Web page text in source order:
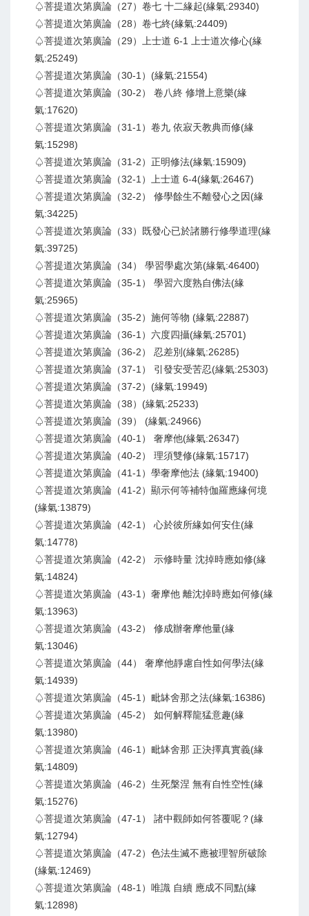
♤菩提道次第廣論（27）卷七 十二緣起(緣氣:29340)
♤菩提道次第廣論（28）卷七終(緣氣:24409)
♤菩提道次第廣論（29）上士道 6-1 上士道次修心(緣
氣:25249)
♤菩提道次第廣論（30-1）(緣氣:21554)
♤菩提道次第廣論（30-2） 卷八終 修增上意樂(緣
氣:17620)
♤菩提道次第廣論（31-1）卷九 依寂天教典而修(緣
氣:15298)
♤菩提道次第廣論（31-2）正明修法(緣氣:15909)
♤菩提道次第廣論（32-1）上士道 6-4(緣氣:26467)
♤菩提道次第廣論（32-2） 修學餘生不離發心之因(緣
氣:34225)
♤菩提道次第廣論（33）既發心已於諸勝行修學道理(緣
氣:39725)
♤菩提道次第廣論（34） 學習學處次第(緣氣:46400)
♤菩提道次第廣論（35-1） 學習六度熟自佛法(緣
氣:25965)
♤菩提道次第廣論（35-2）施何等物 (緣氣:22887)
♤菩提道次第廣論（36-1）六度四攝(緣氣:25701)
♤菩提道次第廣論（36-2） 忍差別(緣氣:26285)
♤菩提道次第廣論（37-1） 引發安受苦忍(緣氣:25303)
♤菩提道次第廣論（37-2）(緣氣:19949)
♤菩提道次第廣論（38）(緣氣:25233)
♤菩提道次第廣論（39） (緣氣:24966)
♤菩提道次第廣論（40-1） 奢摩他(緣氣:26347)
♤菩提道次第廣論（40-2） 理須雙修(緣氣:15717)
♤菩提道次第廣論（41-1）學奢摩他法 (緣氣:19400)
♤菩提道次第廣論（41-2）顯示何等補特伽羅應緣何境
(緣氣:13879)
♤菩提道次第廣論（42-1） 心於彼所緣如何安住(緣
氣:14778)
♤菩提道次第廣論（42-2） 示修時量 沈掉時應如修(緣
氣:14824)
♤菩提道次第廣論（43-1）奢摩他 離沈掉時應如何修(緣
氣:13963)
♤菩提道次第廣論（43-2） 修成辦奢摩他量(緣
氣:13046)
♤菩提道次第廣論（44） 奢摩他靜慮自性如何學法(緣
氣:14939)
♤菩提道次第廣論（45-1）毗缽舍那之法(緣氣:16386)
♤菩提道次第廣論（45-2） 如何解釋龍猛意趣(緣
氣:13980)
♤菩提道次第廣論（46-1）毗缽舍那 正決擇真實義(緣
氣:14809)
♤菩提道次第廣論（46-2）生死槃涅 無有自性空性(緣
氣:15276)
♤菩提道次第廣論（47-1） 諸中觀師如何答覆呢？(緣
氣:12794)
♤菩提道次第廣論（47-2）色法生滅不應被理智所破除
(緣氣:12469)
♤菩提道次第廣論（48-1）唯識 自續 應成不同點(緣
氣:12898)